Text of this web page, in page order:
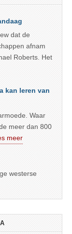
dat de
afnam
Roberts. Het
kan leren van
Waar
meer dan 800
meer
westerse